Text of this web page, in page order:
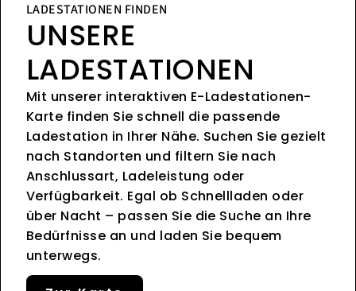
LADESTATIONEN FINDEN
UNSERE
LADESTATIONEN
Mit unserer interaktiven E-Ladestationen-
Karte finden Sie schnell die passende
Ladestation in Ihrer Nähe. Suchen Sie gezielt
nach Standorten und filtern Sie nach
Anschlussart, Ladeleistung oder
Verfügbarkeit. Egal ob Schnellladen oder
über Nacht – passen Sie die Suche an Ihre
Bedürfnisse an und laden Sie bequem
unterwegs.